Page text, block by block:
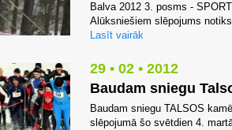
Balva 2012 3. posms -
Alūksniešiem slēpojums
Lasīt vairāk
29 • 02 • 2012
Baudam sniegu
Baudam sniegu TALSOS
slēpojumā šo svētdien 4.